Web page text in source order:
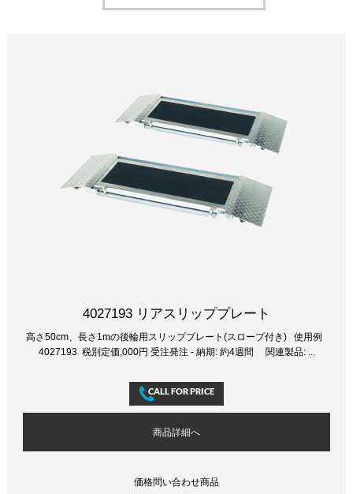
4027193 リアスリッププレート
高さ50cm、長さ1mの後輪用スリッププレート(スロープ付き) 使用例
4027193 税別定価,000円 受注発注 - 納期: 約4週間 関連製品: ...
商品詳細へ
価格問い合わせ商品